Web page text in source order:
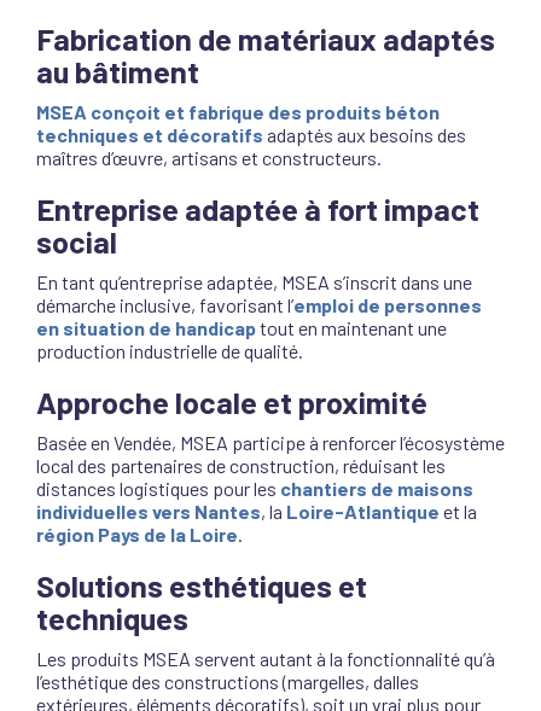
Fabrication de matériaux adaptés
au bâtiment
MSEA conçoit et fabrique des produits béton
techniques et décoratifs adaptés aux besoins des
maîtres d’œuvre, artisans et constructeurs.
Entreprise adaptée à fort impact
social
En tant qu’entreprise adaptée, MSEA s’inscrit dans une
démarche inclusive, favorisant l’emploi de personnes
en situation de handicaptout en maintenant une
production industrielle de qualité.
Approche locale et proximité
Basée en Vendée, MSEA participe à renforcer l’écosystème
local des partenaires de construction, réduisant les
distances logistiques pour les chantiers de maisons
individuelles vers Nantes, la Loire-Atlantique et la
région Pays de la Loire.
Solutions esthétiques et
techniques
Les produits MSEA servent autant à la fonctionnalité qu’à
l’esthétique des constructions (margelles, dalles
extérieures, éléments décoratifs), soit un vrai plus pour